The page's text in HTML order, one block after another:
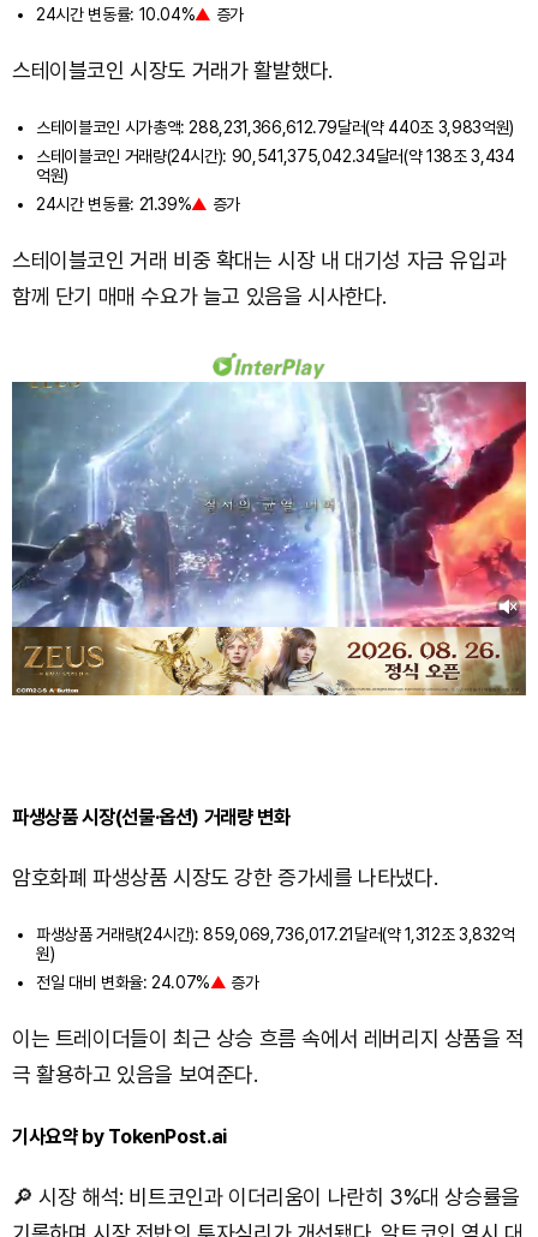
24시간 변동률: 10.04%▲ 증가
스테이블코인 시장도 거래가 활발했다.
스테이블코인 시가총액: 288,231,366,612.79달러(약 440조 3,983억원)
스테이블코인 거래량(24시간): 90,541,375,042.34달러(약 138조 3,434
억원)
24시간 변동률: 21.39%▲ 증가
스테이블코인 거래 비중 확대는 시장 내 대기성 자금 유입과
함께 단기 매매 수요가 늘고 있음을 시사한다.
파생상품 시장(선물·옵션) 거래량 변화
암호화폐 파생상품 시장도 강한 증가세를 나타냈다.
파생상품 거래량(24시간): 859,069,736,017.21달러(약 1,312조 3,832억
원)
전일 대비 변화율: 24.07%▲ 증가
이는 트레이더들이 최근 상승 흐름 속에서 레버리지 상품을 적
극 활용하고 있음을 보여준다.
기사요약 by TokenPost.ai
🔎 시장 해석: 비트코인과 이더리움이 나란히 3%대 상승률을